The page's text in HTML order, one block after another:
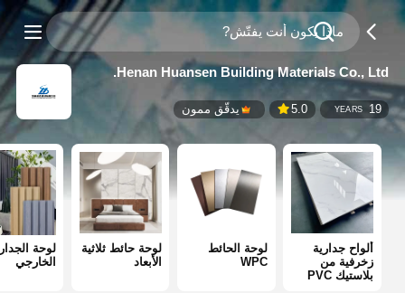
Henan Huansen Building Materials Co., Ltd.
19
YEARS
5.0 يدقّق ممون
ألواح جدارية
زخرفية من
بلاستيك PVC
لوحة الحائط
WPC
لوحة حائط ثلاثية
الأبعاد
لوحة
الخارجي